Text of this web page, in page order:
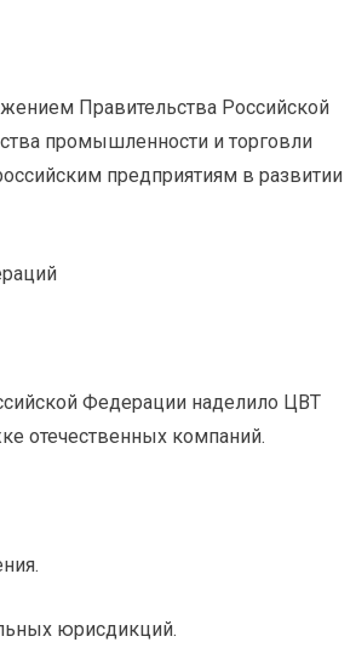
Правительства Российской
промышленности и торговли
предприятиям в развитии
Федерации наделило ЦВТ
отечественных компаний.
юрисдикций.